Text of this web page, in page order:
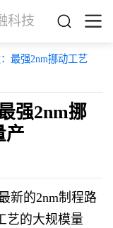
科技
最强2nm挪动工艺
强2nm挪
产
新的2nm制程路
艺的大规模量